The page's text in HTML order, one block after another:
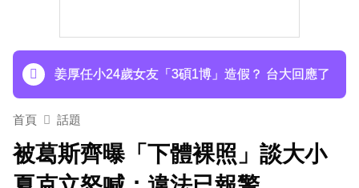
我一生摯愛
姜厚任小24歲女友「3碩1博」造假？ 台大回應了
下載東森App，隨時掌握天下大小事！
70歲鋼吉他大師湯米德塔莫驟逝 妻淚喊：永遠是
我一生摯愛
首頁 話題
被葛斯齊曝「下體裸照」談大小